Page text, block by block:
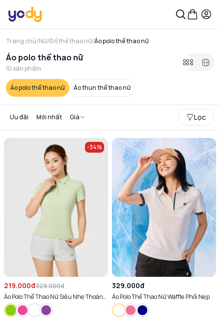
Trang chủ/Nữ/Đồ thể thao nữ/Áo polo thể thao nữ
Áo polo thể thao nữ
10 sản phẩm
Áo polo thể thao nữ Áo thun thể thao nữ
Ưu đãi Mới nhất Giá Lọc
-34%
219.000đ329.000đ
Áo Polo Thể Thao Nữ Siêu Nhẹ Thoáng
Khí Tôn Dáng Chống Nhăn
329.000đ
Áo Polo Thể Thao Nữ Waffle Phối Nẹp